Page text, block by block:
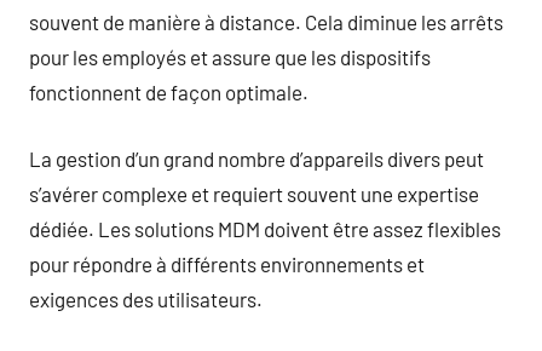
souvent de manière à distance. Cela diminue les arrêts
pour les employés et assure que les dispositifs
fonctionnent de façon optimale.
La gestion d’un grand nombre d’appareils divers peut
s’avérer complexe et requiert souvent une expertise
dédiée. Les solutions MDM doivent être assez flexibles
pour répondre à différents environnements et
exigences des utilisateurs.